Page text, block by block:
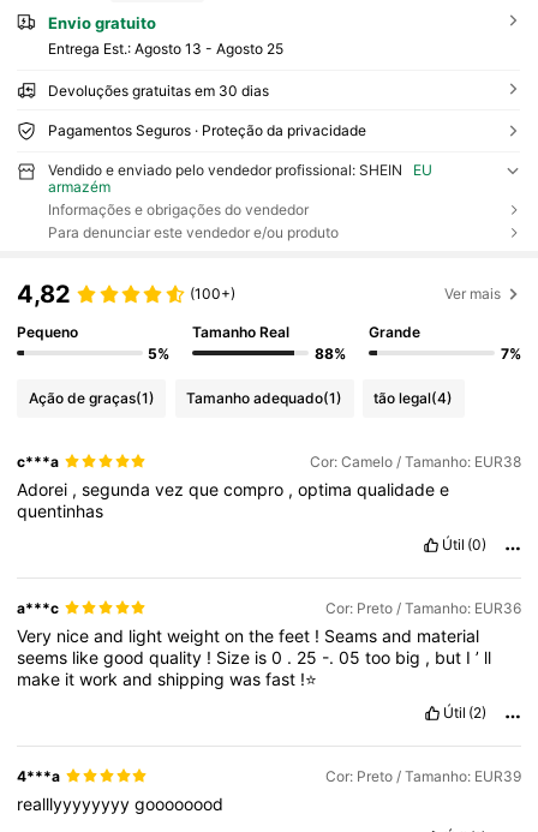
Envio gratuito
Entrega Est.: Agosto 13 - Agosto 25
Devoluções gratuitas em 30 dias
Pagamentos Seguros · Proteção da privacidade
Vendido e enviado pelo vendedor profissional: SHEIN
EU
armazém
Informações e obrigações do vendedor
Para denunciar este vendedor e/ou produto
4,82 (100+) Ver mais
Pequeno
5%
Tamanho Real
88%
Grande
7%
Ação de graças(1) Tamanho adequado(1) tão legal(4)
c***a Cor: Camelo / Tamanho: EUR38
Adorei ,segundavezquecompro ,optimaqualidadee
quentinhas
Útil (0)
a***c Cor: Preto / Tamanho: EUR36
Very niceand lightweightonthefeet ! Seamsand material
seems likegoodquality ! Size is0 . 25 -.05too big , but I’ ll
make itworkandshippingwasfast !⭐️
Útil (2)
4***a Cor: Preto / Tamanho: EUR39
realllyyyyyyyygoooooood